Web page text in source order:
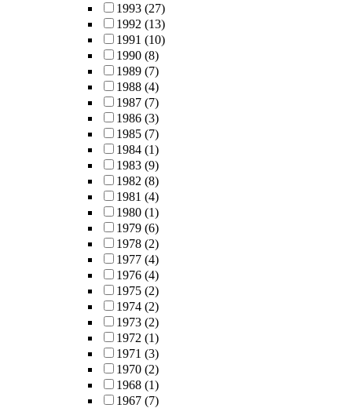
1993 (27)
1992 (13)
1991 (10)
1990 (8)
1989 (7)
1988 (4)
1987 (7)
1986 (3)
1985 (7)
1984 (1)
1983 (9)
1982 (8)
1981 (4)
1980 (1)
1979 (6)
1978 (2)
1977 (4)
1976 (4)
1975 (2)
1974 (2)
1973 (2)
1972 (1)
1971 (3)
1970 (2)
1968 (1)
1967 (7)